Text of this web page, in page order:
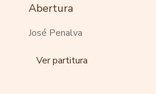
Abertura
José Penalva
Ver partitura